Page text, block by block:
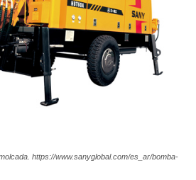
https://www.sanyglobal.com/es_ar/bomba-